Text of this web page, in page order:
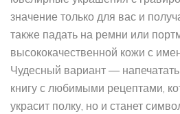
значение только для вас и
также падать на ремни или
высококачественной кожи с
Чудесный вариант —
книгу с любимыми рецептами,
украсит полку, но и станет